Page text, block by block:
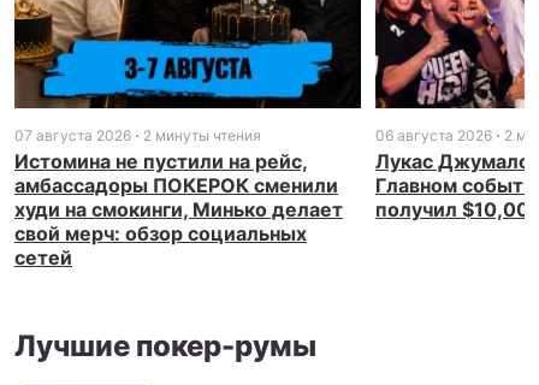
07 августа 2026 2 минуты чтения
Истомина не пустили на рейс,
амбассадоры ПОКЕРОК сменили
худи на смокинги, Минько делает
свой мерч: обзор социальных
сетей
06 августа 2026 2
Лукас
Главном
получил
Лучшие покер-румы